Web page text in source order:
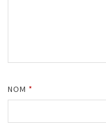
NOM *